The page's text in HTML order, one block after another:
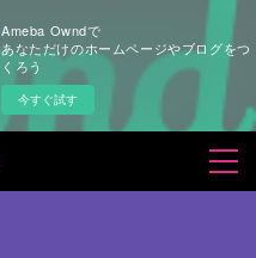
Ameba Owndで
あなただけのホームページやブログをつ
くろう
今すぐ試す